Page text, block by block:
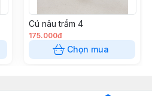
Cú nâu trầm 4
175.000đ
Chọn mua